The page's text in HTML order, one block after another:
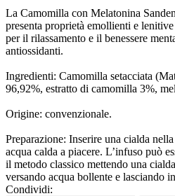
La Camomilla con Melatonina
presenta proprietà emollienti e
per il rilassamento e il benessere
antiossidanti.
Ingredienti: Camomilla setacciata
96,92%, estratto di camomilla 3%,
Origine: convenzionale.
Preparazione: Inserire una cialda
acqua calda a piacere. L’infuso può
il metodo classico mettendo una
versando acqua bollente e lasciando
Condividi: